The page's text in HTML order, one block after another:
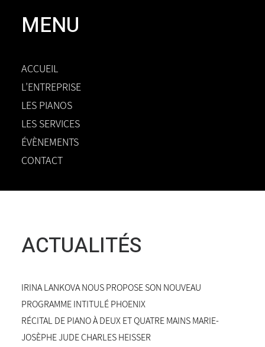
MENU
ACCUEIL
L’ENTREPRISE
LES PIANOS
LES SERVICES
ÉVÈNEMENTS
CONTACT
ACTUALITÉS
IRINA LANKOVA NOUS PROPOSE SON NOUVEAU
PROGRAMME INTITULÉ PHOENIX
RÉCITAL DE PIANO À DEUX ET QUATRE MAINS MARIE-
JOSÈPHE JUDE CHARLES HEISSER